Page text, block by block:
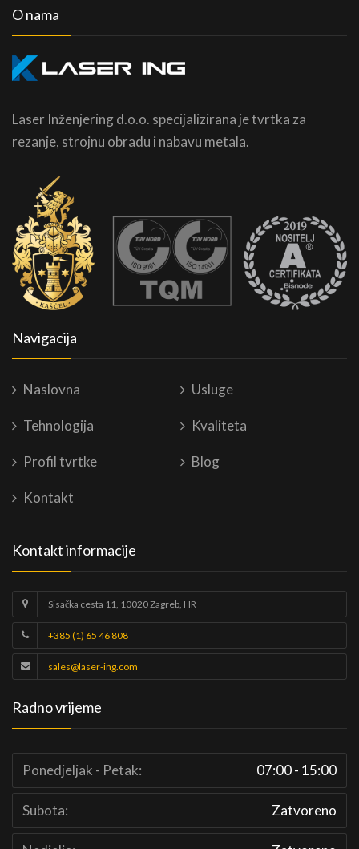
O nama
Laser Inženjering d.o.o. specijalizirana je tvrtka za
rezanje, strojnu obradu i nabavu metala.
Navigacija
Naslovna Usluge
Tehnologija Kvaliteta
Profil tvrtke Blog
Kontakt
Kontakt informacije
Sisačka cesta 11, 10020 Zagreb, HR
+385 (1) 65 46 808
sales@laser-ing.com
Radno vrijeme
Ponedjeljak - Petak: 07:00 - 15:00
Subota: Zatvoreno